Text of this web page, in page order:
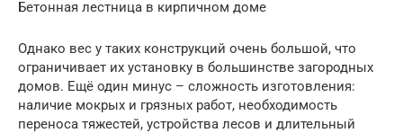
Бетонная лестница в кирпичном доме
Однако вес у таких конструкций очень большой, что
ограничивает их установку в большинстве загородных
домов. Ещё один минус – сложность изготовления:
наличие мокрых и грязных работ, необходимость
переноса тяжестей, устройства лесов и длительный